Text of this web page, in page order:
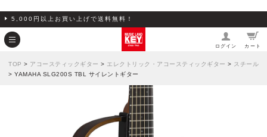
5,000円以上お買い上げで送料無料！
ログイン カート
TOP > アコースティックギター > エレクトリック・アコースティックギター > スチール
> YAMAHA SLG200S TBL サイレントギター